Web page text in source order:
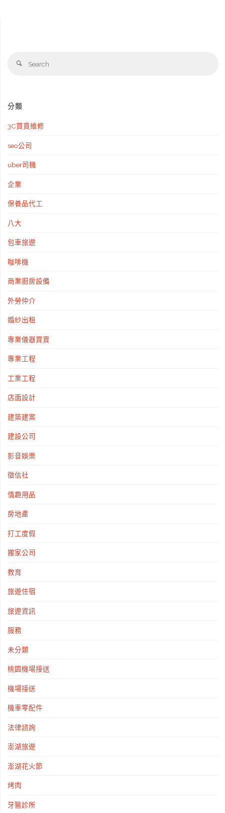
Search
分類
3C買賣維修
seo公司
uber司機
企業
保養品代工
八大
包車旅遊
咖啡機
商業廚房設備
外勞仲介
婚紗出租
專業儀器買賣
專業工程
工業工程
店面設計
建築建案
建設公司
影音娛樂
徵信社
情趣用品
房地產
打工度假
搬家公司
教育
旅遊住宿
旅遊資訊
服務
未分類
桃園機場接送
機場接送
機車零配件
法律諮詢
澎湖旅遊
澎湖花火節
烤肉
牙醫診所